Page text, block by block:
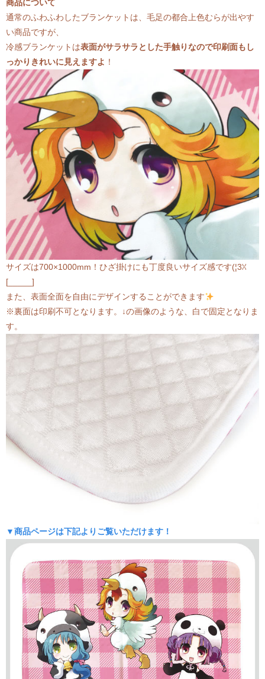
商品について
通常のふわふわしたブランケットは、毛足の都合上色むらが出やす
い商品ですが、
冷感ブランケットは表面がサラサラとした手触りなので印刷面もし
っかりきれいに見えますよ ！
サイズは700×1000mm！ひざ掛けにも丁度良いサイズ感です(¦3ꇤ
[_____]
また、表面全面を自由にデザインすることができます
※裏面は印刷不可となります。↓の画像のような、白で固定となりま
す。
▼商品ページは下記よりご覧いただけます！